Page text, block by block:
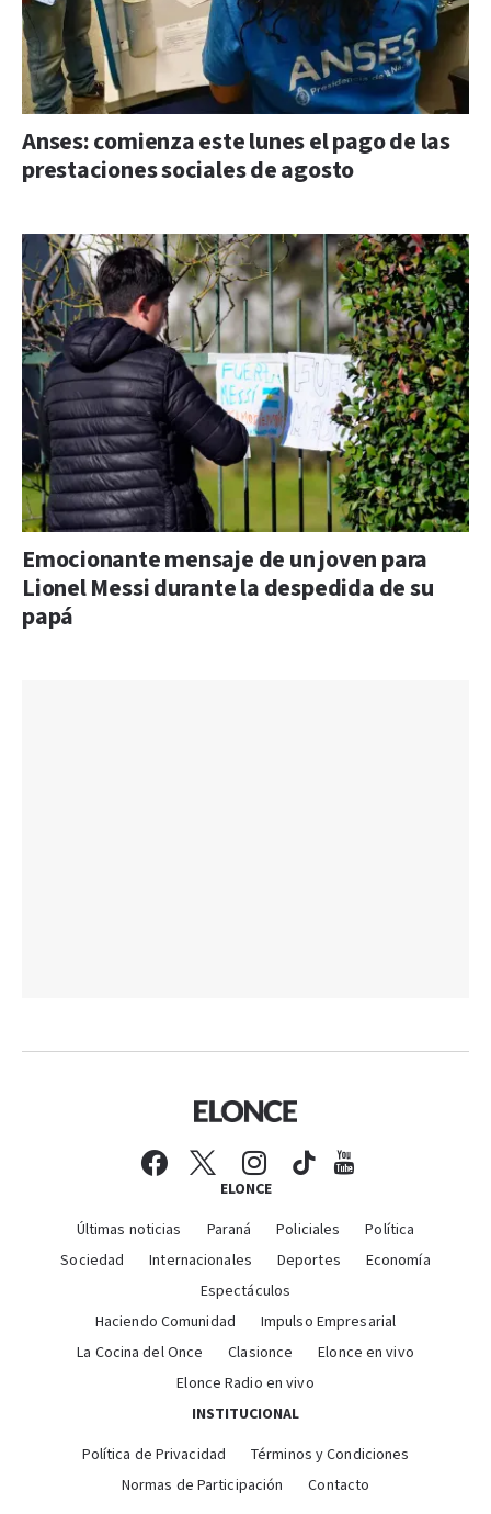
Anses: comienza este lunes el pago de las
prestaciones sociales de agosto
Emocionante mensaje de un joven para
Lionel Messi durante la despedida de su
papá
ELONCE
Últimas noticias Paraná Policiales
Política
Sociedad
Internacionales Deportes
Economía
Espectáculos
Haciendo Comunidad
Impulso Empresarial
La Cocina del Once
Clasionce
Elonce en vivo
Elonce Radio en vivo
INSTITUCIONAL
Política de Privacidad
Términos y Condiciones
Normas de Participación
Contacto